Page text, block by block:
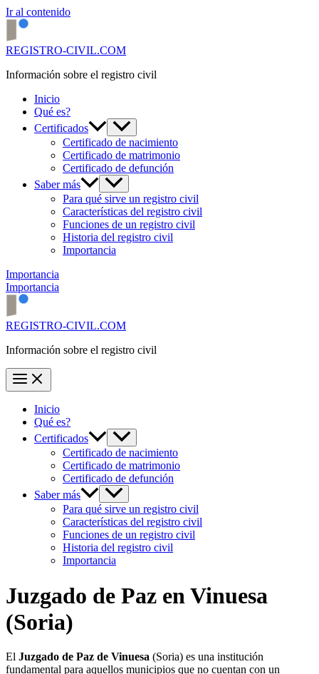
Ir al contenido
REGISTRO-CIVIL.COM
Información sobre el registro civil
Inicio
Qué es?
Certificados
Certificado de nacimiento
Certificado de matrimonio
Certificado de defunción
Saber más
Para qué sirve un registro civil
Características del registro civil
Funciones de un registro civil
Historia del registro civil
Importancia
Importancia
Importancia
REGISTRO-CIVIL.COM
Información sobre el registro civil
Inicio
Qué es?
Certificados
Certificado de nacimiento
Certificado de matrimonio
Certificado de defunción
Saber más
Para qué sirve un registro civil
Características del registro civil
Funciones de un registro civil
Historia del registro civil
Importancia
Juzgado de Paz en Vinuesa
(Soria)
El Juzgado de Paz de Vinuesa (Soria) es una institución
fundamental para aquellos municipios que no cuentan con un